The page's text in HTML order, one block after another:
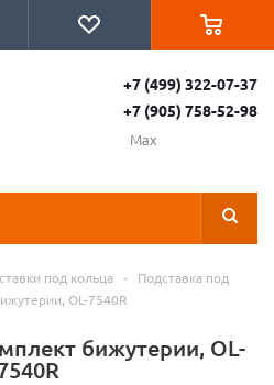
+7 (499) 322-07-37
+7 (905) 758-52-98
Max
под кольца -
Подставка под
OL-7540R
бижутерии, OL-